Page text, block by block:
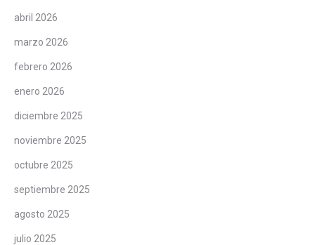
abril 2026
marzo 2026
febrero 2026
enero 2026
diciembre 2025
noviembre 2025
octubre 2025
septiembre 2025
agosto 2025
julio 2025